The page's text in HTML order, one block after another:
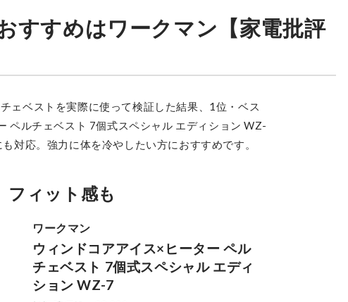
すすめはワークマン【家電批評
ェベストを実際に使って検証した結果、1位・ベス
ペルチェベスト 7個式スペシャル エディション WZ-
対応。強力に体を冷やしたい方におすすめです。
フィット感も